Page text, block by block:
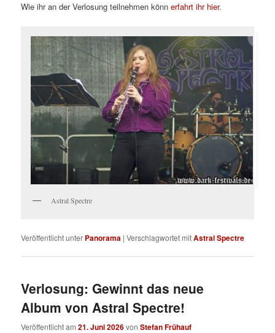
Wie ihr an der Verlosung teilnehmen könnerfahrt ihr hier.
Astral Spectre
Veröffentlicht unter Panorama |Verschlagwortet mitAstral Spectre
Verlosung: Gewinnt das neue
Album von Astral Spectre!
Veröffentlicht am21. Juni 2026vonStefan Frühauf